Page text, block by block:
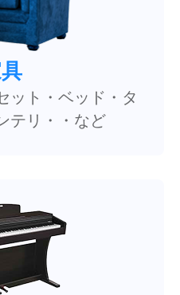
ット・ベッド・タ
テリ・・など